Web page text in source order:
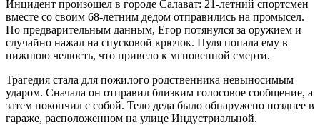
Инцидент произошел в городе Салават: 21-летний спортсмен
вместе со своим 68-летним дедом отправились на промысел.
По предварительным данным, Егор потянулся за оружием и
случайно нажал на спусковой крючок. Пуля попала ему в
нижнюю челюсть, что привело к мгновенной смерти.
Трагедия стала для пожилого родственника невыносимым
ударом. Сначала он отправил близким голосовое сообщение, а
затем покончил с собой. Тело деда было обнаружено позднее в
гараже, расположенном на улице Индустриальной.